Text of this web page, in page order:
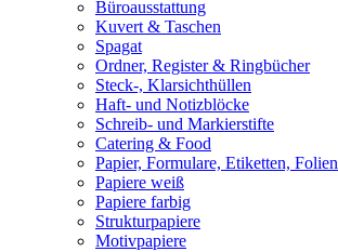
Büroausstattung
Kuvert & Taschen
Spagat
Ordner, Register & Ringbücher
Steck-, Klarsichthüllen
Haft- und Notizblöcke
Schreib- und Markierstifte
Catering & Food
Papier, Formulare, Etiketten, Folien
Papiere weiß
Papiere farbig
Strukturpapiere
Motivpapiere